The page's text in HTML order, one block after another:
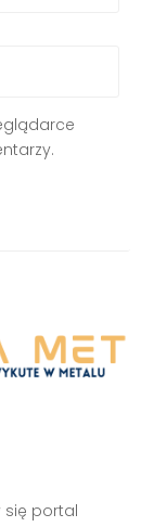
się portal